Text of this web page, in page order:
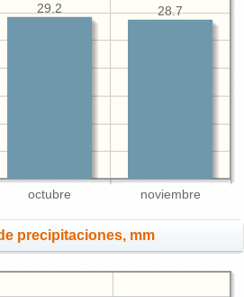
octubre noviembre
28.7
29.2
precipitaciones, mm